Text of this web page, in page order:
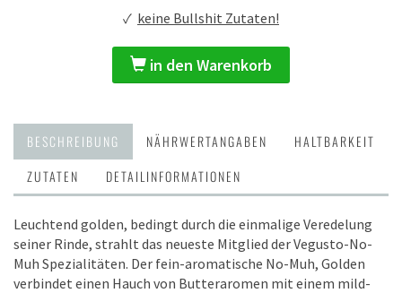
✓ keine Bullshit Zutaten!
in den Warenkorb
BESCHREIBUNG NÄHRWERTANGABEN
HALTBARKEIT
ZUTATEN
DETAILINFORMATIONEN
Leuchtend golden, bedingt durch die einmalige Veredelung
seiner Rinde, strahlt das neueste Mitglied der Vegusto-No-
Muh Spezialitäten. Der fein-aromatische No-Muh, Golden
verbindet einen Hauch von Butteraromen mit einem mild-